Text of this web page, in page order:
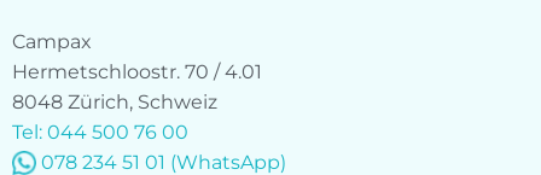
Campax
Hermetschloostr. 70 / 4.01
8048 Zürich, Schweiz
Tel: 044 500 76 00
078 234 51 01 (WhatsApp)